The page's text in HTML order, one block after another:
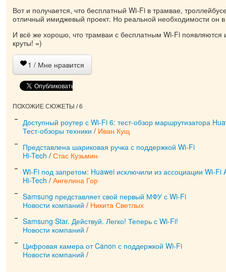
Вот и получается, что бесплатный Wi-Fi в трамвае,
отличный имиджевый проект. Но реальной необходимости он
И всё же хорошо, что трамваи с бесплатным Wi-Fi
круты! =)
1 / Мне нравится
ПОХОЖИЕ СЮЖЕТЫ / 6
Доступный роутер с Wi-Fi 6: тест-обзор маршрутизатора
Тест-обзоры техники / Иван Кущ
Представлена шариковая ручка с поддержкой Wi-Fi
Hi-Tech / Стас Кузьмин
Wi-Fi под запретом: Huawei исключили из ассоциации Wi-Fi
Hi-Tech / Ангелина Гор
Samsung представляет свой первый МФУ с Wi-Fi
Новости компаний / Никита Светлых
Samsung Star. Действуй. Легко! Теперь с Wi-Fi!
Новости компаний /
Цифровая камера от Canon с поддержкой Wi-Fi
Новости компаний /